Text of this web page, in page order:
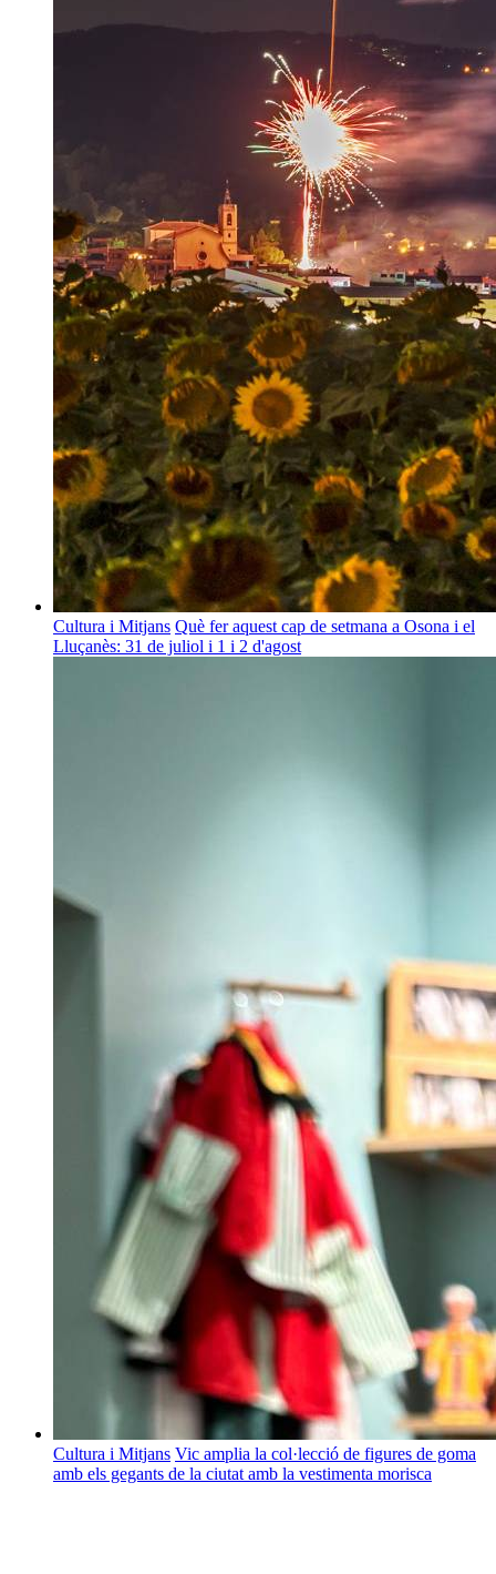
Cultura i Mitjans Què fer aquest cap de setmana a Osona i el
Lluçanès: 31 de juliol i 1 i 2 d'agost
Cultura i Mitjans Vic amplia la col·lecció de figures de goma
amb els gegants de la ciutat amb la vestimenta morisca